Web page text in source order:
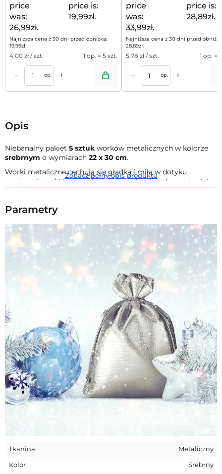
price
was:
26,99zł.
price is:
19,99zł.
Najniższa cena z 30 dni przed obniżką:
19,99zł.
4,00 zł / szt. 1 op. = 5 szt.
– op. +
price
was:
33,99zł.
price is:
28,89zł.
Najniższa cena z 30 dni przed
28,89zł.
5,78 zł / szt. 1 op. =
– op. +
Opis
Niebanalny pakiet 5 sztuk worków metalicznych w kolorze
srebrnym o wymiarach 22 x 30 cm.
Worki metaliczne cechują się gładką i miłą w dotyku
powierzchnią, która w połączeniu z naturalną elegancją złota
i srebra tworzy doskonały sposób na stylowe pakowanie - do
promocyjne i firmowe upominki, bowiem kolor woreczka już
dla drugiej osoby.
Te stylowe worki metaliczne wykorzystuje się również na
uroczystościach rodzinnych, takich jak wesela czy rocznice,
jako symboliczne podziękowanie dla gości za przybycie.
Mogą to być aromatyczne płatki kwiatów, karteczka z
dobrym słowem od gospodarza dla gościa lub odwrotnie czy
też garść słodkości - możliwości są ograniczone jedynie
Zobacz pełny opis produktu
Parametry
Tkanina
Metaliczny
Kolor
Srebrny